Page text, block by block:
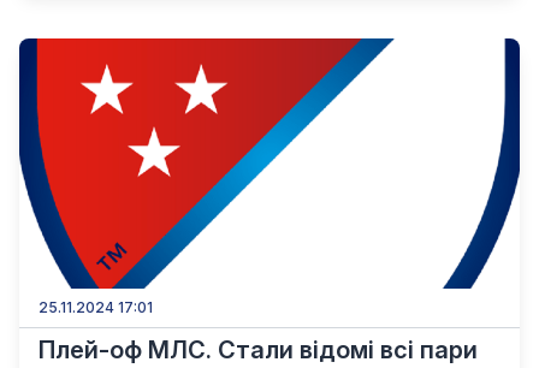
25.11.2024 17:01
Плей-оф МЛС. Стали відомі всі пари